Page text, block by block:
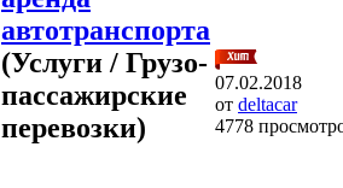
автотранспорта
(Услуги / Грузо-
пассажирские
перевозки)
07.02.2018
от deltacar
4778